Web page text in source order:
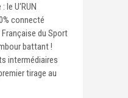
le U'RUN
connecté
du Sport
battant !
intermédiaires
tirage au